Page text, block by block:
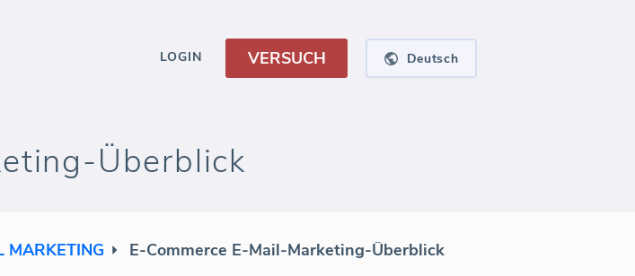
LOGIN VERSUCH Deutsch
Überblick
MARKETING E-Commerce E-Mail-Marketing-Überblick